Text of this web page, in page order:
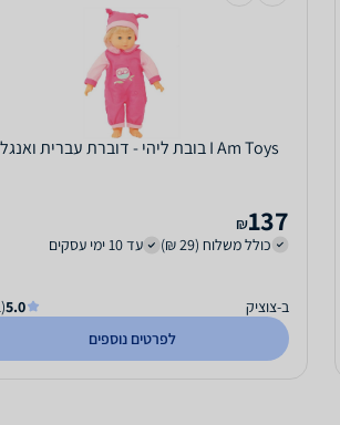
I Am Toys בובת ליהי - דוברת עברית ואנגלית
137
₪
כולל משלוח (29 ₪)
עד 10 ימי עסקים
ב-צוציק 5.0
(651)
לפרטים נוספים